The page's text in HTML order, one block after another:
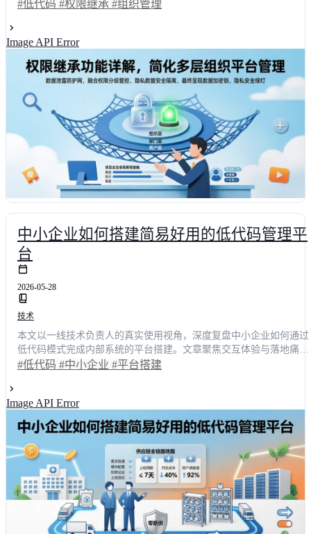
引入权限继承机制后，底层角色策略可自动向上层同步，彻底告别重
限配置效率平均提升82%，运维成本下降近六成。我们将通过具体案
例与数据对比，帮助技术决策者避开配置陷阱，找到最适合自身业务
架构的数字化底座。
#低代码 #权限继承 #组织管理
Image API Error
中小企业如何搭建简易好用的低代码管理平
台
2026-05-28
技术
本文以一线技术负责人的真实使用视角，深度复盘中小企业如何通过
低代码模式完成内部系统的平台搭建。文章聚焦交互体验与落地痛
点，对比明道云、简道云等主流方案，量化展示流程流转耗时下降
敏捷交付与自主可控。
#低代码 #中小企业 #平台搭建
Image API Error